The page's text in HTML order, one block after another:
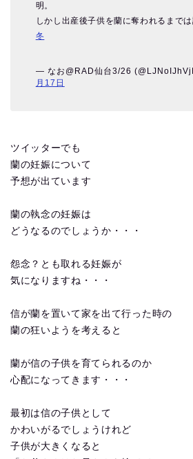
明。
しかし出産後子供を蘭に奪われるまで
冬
— なお@RAD仙台3/26
月17日
ツイッターでも
蘭の妊娠について
予想が出ています
蘭の執念の妊娠は
どうなるのでしょうか・・・
怨念？とも取れる妊娠が
気になりますね・・・
信が蘭を置いて家を出て行った時の
蘭の狂いようを考えると
蘭が信の子供を育てられるのか
心配になってきます・・・
最初は信の子供として
かわいがるでしょうけれど
子供が大きくなると